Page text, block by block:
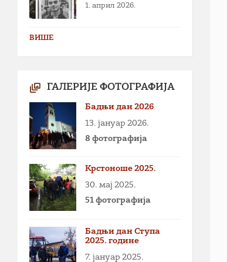
1. април 2026.
ВИШЕ
ГАЛЕРИЈЕ ФОТОГРАФИЈА
Бадњи дан 2026
13. јануар 2026.
8 фотографија
Крстоноше 2025.
30. мај 2025.
51 фотографија
Бадњи дан Ступа
2025. године
7. јануар 2025.